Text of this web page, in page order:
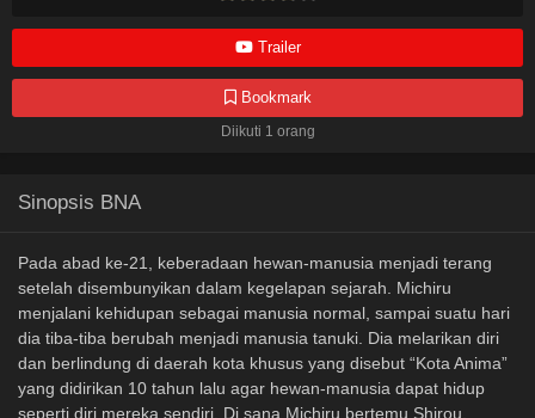
Trailer
Bookmark
Diikuti 1 orang
Sinopsis BNA
Pada abad ke-21, keberadaan hewan-manusia menjadi terang
setelah disembunyikan dalam kegelapan sejarah. Michiru
menjalani kehidupan sebagai manusia normal, sampai suatu hari
dia tiba-tiba berubah menjadi manusia tanuki. Dia melarikan diri
dan berlindung di daerah kota khusus yang disebut “Kota Anima”
yang didirikan 10 tahun lalu agar hewan-manusia dapat hidup
seperti diri mereka sendiri. Di sana Michiru bertemu Shirou,